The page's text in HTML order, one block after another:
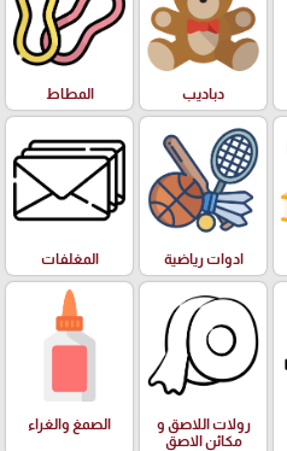
دباديب المطاط
ادوات رياضية المغلفات
رولات اللاصق و
مكائن الاصق
الصمغ والغراء